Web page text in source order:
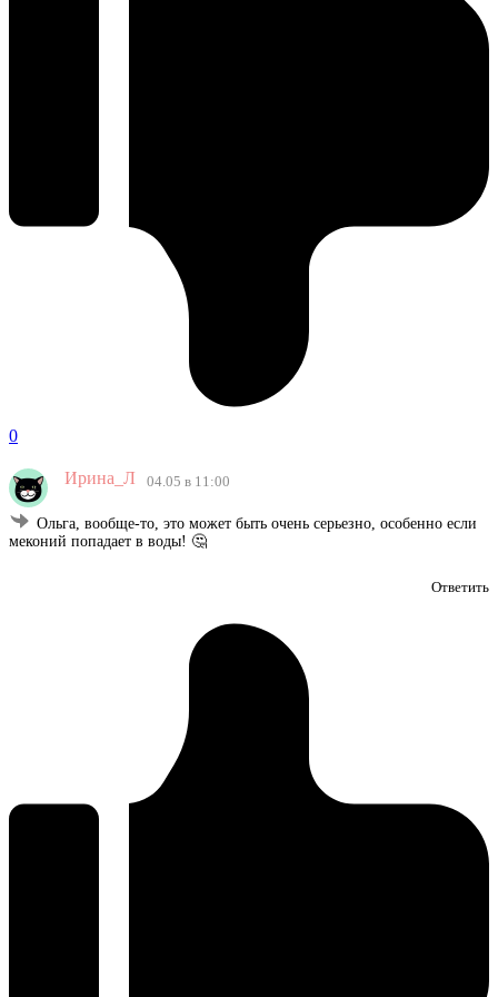
0
Ирина_Л 04.05 в 11:00
Ольга, вообще-то, это может быть очень серьезно, особенно если
меконий попадает в воды! 🤔
Ответить